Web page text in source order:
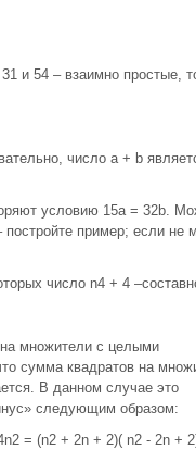
и 54 – взаимно простые,
число a + b
условию 15a = 32b.
пример; если не
число n4 + 4
множители с целыми
сумма квадратов на
В данном случае это
следующим образом:
= (n2 + 2n + 2)( n2 - 2n +